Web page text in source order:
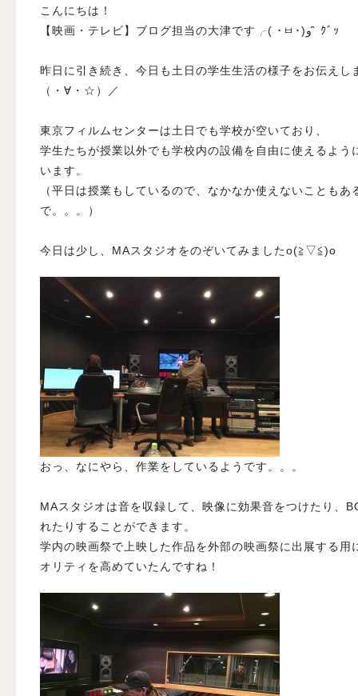
学校情報
こんにちは！
【映画・テレビ】ブログ担当の大津です╭( ･ㅂ･)و ̑̑ ｸﾞｯ
昨日に引き続き、今日も土日の学生生活の様子をお伝えし
（・∀・☆）／
東京フィルムセンターは土日でも学校が空いており、
学生たちが授業以外でも学校内の設備を自由に使えるよう
います。
（平日は授業もしているので、なかなか使えないこともあ
で。。。）
今日は少し、MAスタジオをのぞいてみましたo(≧▽≦)o
おっ、なにやら、作業をしているようです。。。
MAスタジオは音を収録して、映像に効果音をつけたり、
れたりすることができます。
学内の映画祭で上映した作品を外部の映画祭に出展する用
オリティを高めていたんですね！